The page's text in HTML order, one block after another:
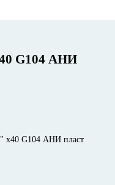
G104 АНИ
х40 G104 АНИ пласт